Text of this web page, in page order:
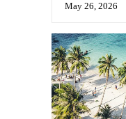
May 26, 2026